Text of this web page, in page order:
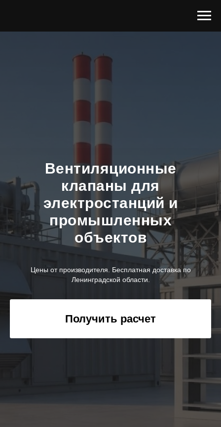
Вентиляционные
клапаны для
электростанций и
промышленных
объектов
Цены от производителя. Бесплатная доставка по
Ленинградской области.
Получить расчет